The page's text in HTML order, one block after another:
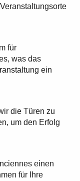
für
was das
ein
die Türen zu
um den Erfolg
einen
für Ihre